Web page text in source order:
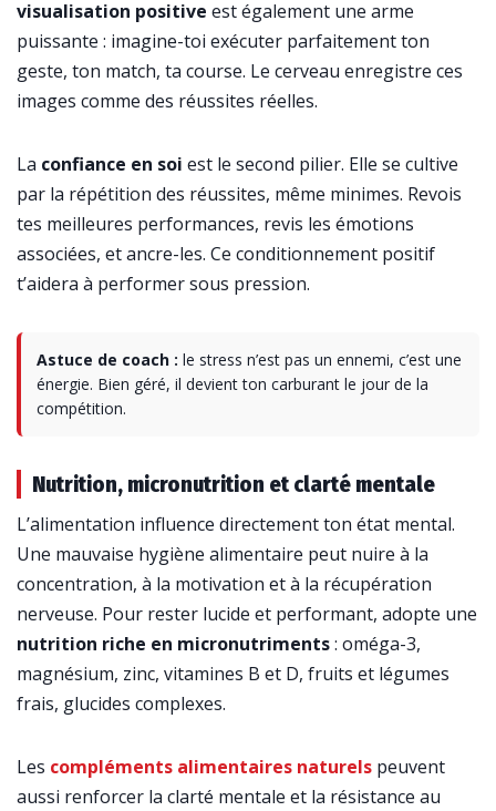
visualisation positive est également une arme
puissante : imagine-toi exécuter parfaitement ton
geste, ton match, ta course. Le cerveau enregistre ces
images comme des réussites réelles.
La confiance en soi est le second pilier. Elle se cultive
par la répétition des réussites, même minimes. Revois
tes meilleures performances, revis les émotions
associées, et ancre-les. Ce conditionnement positif
t’aidera à performer sous pression.
Astuce de coach : le stress n’est pas un ennemi, c’est une
énergie. Bien géré, il devient ton carburant le jour de la
compétition.
Nutrition, micronutrition et clarté mentale
L’alimentation influence directement ton état mental.
Une mauvaise hygiène alimentaire peut nuire à la
concentration, à la motivation et à la récupération
nerveuse. Pour rester lucide et performant, adopte une
nutrition riche en micronutriments: oméga-3,
magnésium, zinc, vitamines B et D, fruits et légumes
frais, glucides complexes.
Les compléments alimentaires naturels peuvent
aussi renforcer la clarté mentale et la résistance au